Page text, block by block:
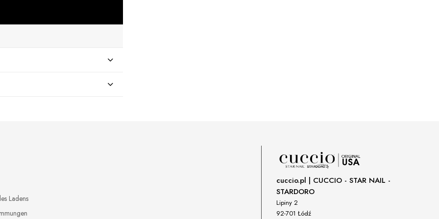
Ladens
cuccio.pl | CUCCIO - STAR NAIL -
STARDORO
Lipiny 2
92-701 Łódź